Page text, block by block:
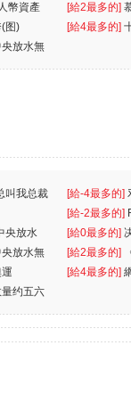
幣資產 [給2最多的]
图) [給4最多的]
放水無
叫我总裁
[給-4最多的]
离
[給-2最多的]
央放水
[給0最多的]
放水無 [給2最多的]
[給4最多的]
约五六